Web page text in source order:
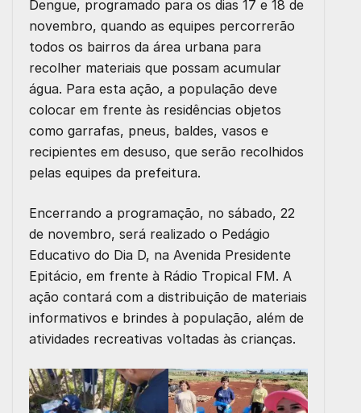
Dengue, programado para os dias 17 e 18 de
novembro, quando as equipes percorrerão
todos os bairros da área urbana para
recolher materiais que possam acumular
água. Para esta ação, a população deve
colocar em frente às residências objetos
como garrafas, pneus, baldes, vasos e
recipientes em desuso, que serão recolhidos
pelas equipes da prefeitura.
Encerrando a programação, no sábado, 22
de novembro, será realizado o Pedágio
Educativo do Dia D, na Avenida Presidente
Epitácio, em frente à Rádio Tropical FM. A
ação contará com a distribuição de materiais
informativos e brindes à população, além de
atividades recreativas voltadas às crianças.